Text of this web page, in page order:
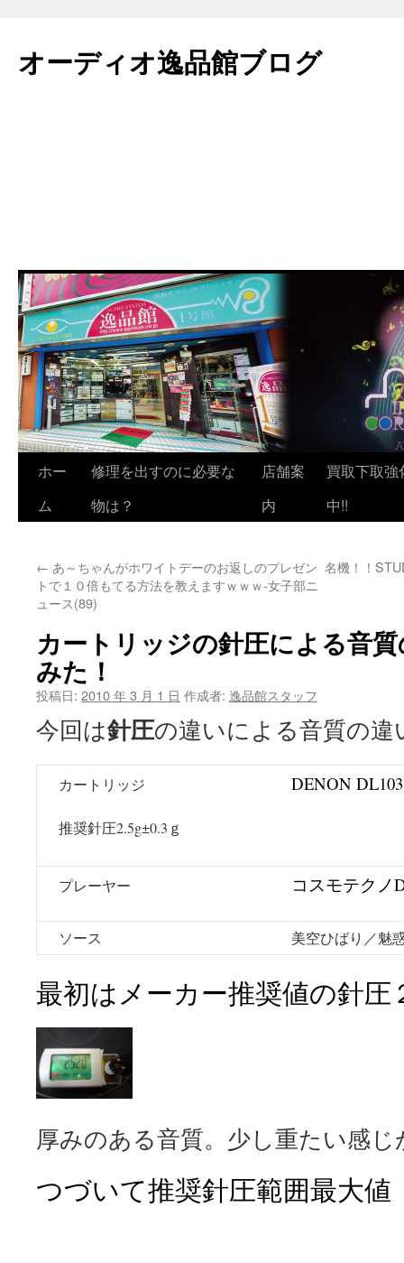
テ
ン
オーディオ逸品館ブログ
ホー
ム
修理を出すのに必要な
物は？
店舗案
内
買取下取強
中!!
← あ～ちゃんがホワイトデーのお返しのプレゼン
トで１０倍もてる方法を教えますｗｗｗ-女子部ニ
ュース(89)
名機！！
カートリッジの針圧による音
みた！
投稿日: 2010 年 3 月 1 日 作成者: 逸品館スタッフ
今回は針圧の違いによる音質の
カートリッジ
推奨針圧2.5g±0.3ｇ
DENON DL103
プレーヤー コスモテクノ
ソース 美空ひばり／魅
最初はメーカー推奨値の針圧
厚みのある音質。少し重たい感
つづいて推奨針圧範囲最大値